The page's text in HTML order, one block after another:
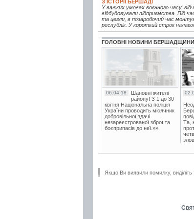
З ІСТОРІЇ БЕРШАДІ
У важких умовах воєнного часу,
відбудовували підприємства. Під
та цегли, в позаробочий час
республік. У короткий строк
ГОЛОВНІ НОВИНИ БЕРШАДЩИНИ
06.04.18
Шановні жителі
району! З 1 до 30
квітня Національна поліція
України проводить місячник
добровільної здачі
незареєстрованої зброї та
боєприпасів до неї.»»
Та,
Якщо Ви виявили помилку,